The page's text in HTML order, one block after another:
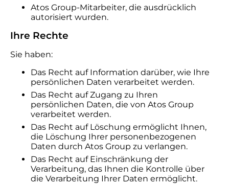
Atos Group-Mitarbeiter, die ausdrücklich
autorisiert wurden.
Ihre Rechte
Sie haben:
Das Recht auf Information darüber, wie Ihre
persönlichen Daten verarbeitet werden.
Das Recht auf Zugang zu Ihren
persönlichen Daten, die von Atos Group
verarbeitet werden.
Das Recht auf Löschung ermöglicht Ihnen,
die Löschung Ihrer personenbezogenen
Daten durch Atos Group zu verlangen.
Das Recht auf Einschränkung der
Verarbeitung, das Ihnen die Kontrolle über
die Verarbeitung Ihrer Daten ermöglicht.